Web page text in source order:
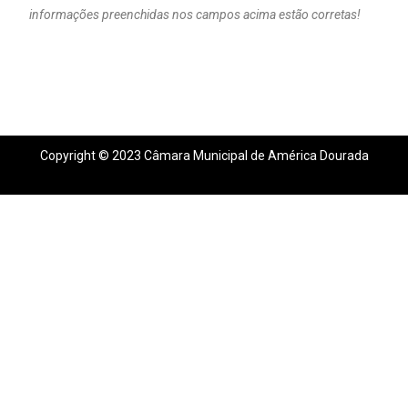
informações preenchidas nos campos acima estão corretas!
Copyright © 2023 Câmara Municipal de América Dourada